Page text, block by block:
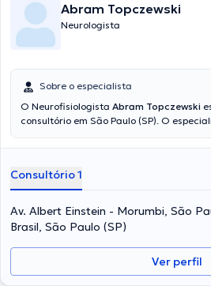
Abram Topczewski
Neurologista
Sobre o especialista
O Neurofisiologista Abram Topczewski
consultório em São Paulo (SP). O
expert em sua área de especialidade. O
Adicionalmente, ele se destacou como
associações médicas. Abram Topczewski
conferências com a finalidade de ter
seu setor de especialização e já
Sua consulta pode ser realizada em
Consultório 1
Av. Albert Einstein - Morumbi, São
Brasil, São Paulo (SP)
Ver perfil